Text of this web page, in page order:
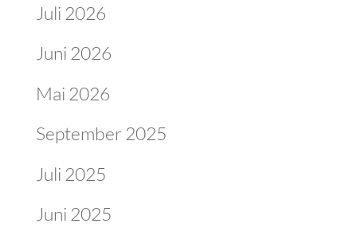
Juli 2026
Juni 2026
Mai 2026
September 2025
Juli 2025
Juni 2025